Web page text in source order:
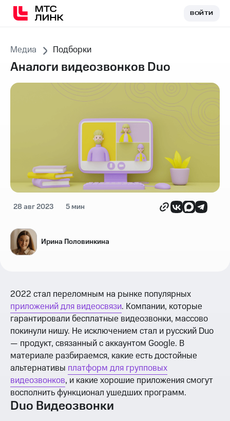
ВОЙТИВОЙТИ
Медиа Подборки
Аналоги видеозвонков Duo
28 авг 2023 5 мин
Ирина Половинкина
2022 стал переломным на рынке популярных
приложений для видеосвязи. Компании, которые
гарантировали бесплатные видеозвонки, массово
покинули нишу. Не исключением стал и русский Duo
— продукт, связанный с аккаунтом Google. В
материале разбираемся, какие есть достойные
альтернативы платформ для групповых
видеозвонков, и какие хорошие приложения смогут
восполнить функционал ушедших программ.
Duo Видеозвонки